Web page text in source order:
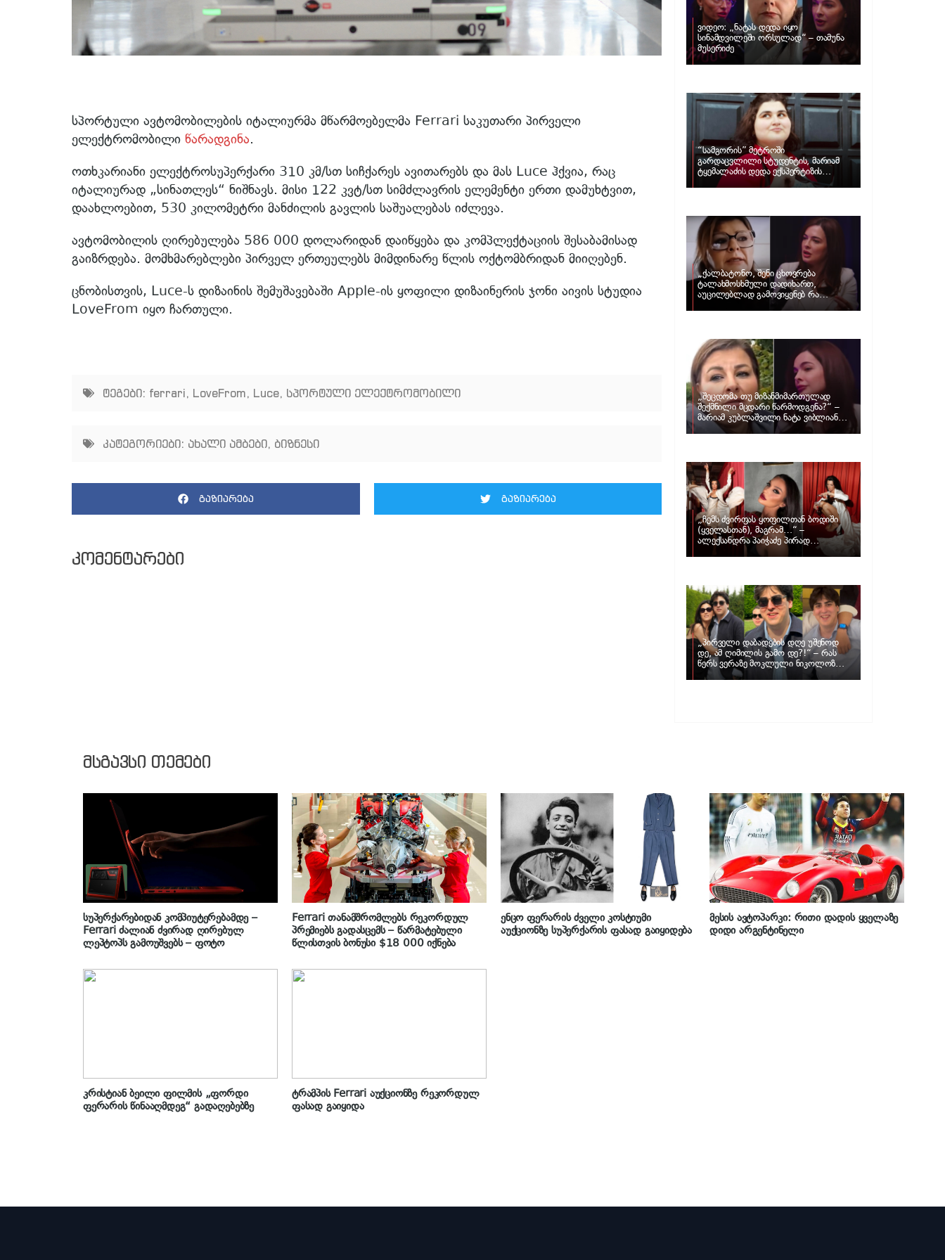
სპორტული ავტომობილების იტალიურმა მწარმოებელმა Ferrari საკუთარი პირველი
ელექტრომობილი წარადგინა.
ოთხკარიანი ელექტროსუპერქარი 310 კმ/სთ სიჩქარეს ავითარებს და მას Luce ჰქვია, რაც
იტალიურად „სინათლეს“ ნიშნავს. მისი 122 კვტ/სთ სიმძლავრის ელემენტი ერთი დამუხტვით,
დაახლოებით, 530 კილომეტრი მანძილის გავლის საშუალებას იძლევა.
ავტომობილის ღირებულება 586 000 დოლარიდან დაიწყება და კომპლექტაციის შესაბამისად
გაიზრდება. მომხმარებლები პირველ ერთეულებს მიმდინარე წლის ოქტომბრიდან მიიღებენ.
ცნობისთვის, Luce-ს დიზაინის შემუშავებაში Apple-ის ყოფილი დიზაინერის ჯონი აივის სტუდია
LoveFrom იყო ჩართული.
ტეგები: ferrari, LoveFrom, Luce, სპორტული ელექტრომობილი
კატეგორიები: ახალი ამბები, ბიზნესი
გაზიარება გაზიარება
კომენტარები
ვიდეო: „ნატას დედა იყო
სინამდვილეში ორსულად“ – თამუნა
მუსერიძე
“სამგორის” მეტროში
გარდაცვლილი სტუდენტის, მარიამ
ტყემალაძის დედა ექსპერტიზის
პასუხს აქვეყნებს – რა გახდა გოგონას
„ქალბატონო, შენი ცხოვრება
ტალახმოსხმული დადიხართ,
აუცილებლად გამოვიყენებ რა
ინფორმაციაც მაქვს“… – რა
„შეცდომა თუ მიზანმიმართულად
შექმნილი მცდარი წარმოდგენა?“ –
მარიამ კუბლაშვილი ნატა ვიბლიანის
საქმეზე ვიდეომიმართვას ავრცელებს
„ჩემს ძვირფას ყოფილთან ბოდიში
(ყველასთან), მაგრამ…“ –
ალექსანდრა პაიჭაძე პირად
„პირველი დაბადების დღე უშენოდ
დე, ამ ღიმილის გამო დე?!“ – რას
წერს ვერაზე მოკლული ნიკოლოზ
ღუნაშვილის დედა
მსგავსი თემები
სუპერქარებიდან კომპიუტერებამდე –
Ferrari ძალიან ძვირად ღირებულ
ლეპტოპს გამოუშვებს – ფოტო
Ferrari თანამშრომლებს რეკორდულ
პრემიებს გადასცემს – წარმატებული
წლისთვის ბონუსი $18 000 იქნება
ენცო ფერარის ძველი კოსტიუმი
აუქციონზე სუპერქარის ფასად გაიყიდება
მესის ავტოპარკი: რითი დადის ყველაზე
დიდი არგენტინელი
კრისტიან ბეილი ფილმის „ფორდი
ფერარის წინააღმდეგ“ გადაღებებზე
ტრამპის Ferrari აუქციონზე რეკორდულ
ფასად გაიყიდა